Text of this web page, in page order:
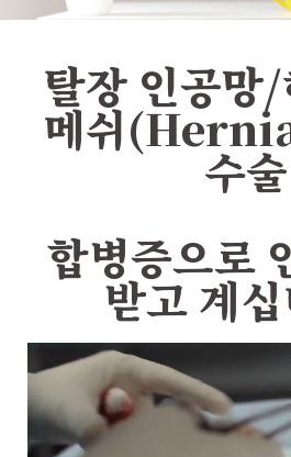
탈장 인공망
메쉬
수술
합병증으로
받고 계